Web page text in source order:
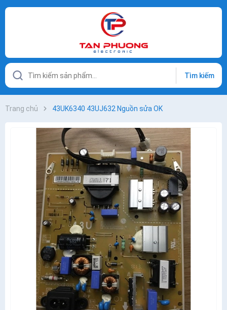
Tìm kiếm
Trang chủ 43UK6340 43UJ632 Nguồn sửa OK